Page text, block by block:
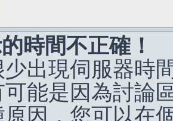
時間不正確！
少出現伺服器時
能是因為討論
原因，您可以在